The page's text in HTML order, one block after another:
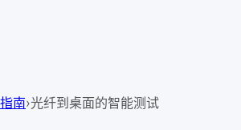
南›光纤到桌面的智能测试